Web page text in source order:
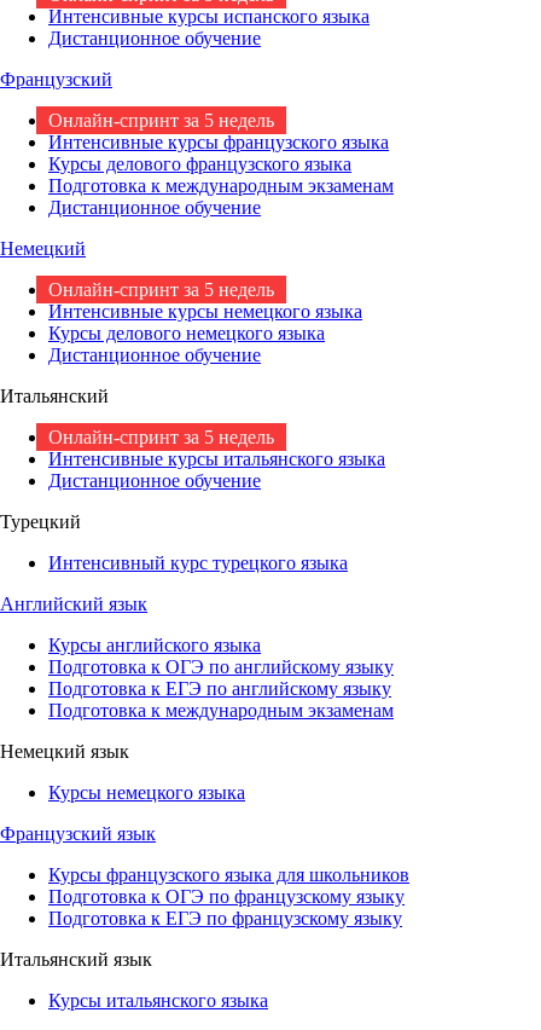
Интенсивные курсы испанского языка
Дистанционное обучение
Французский
Онлайн-спринт за 5 недель
Интенсивные курсы французского языка
Курсы делового французского языка
Подготовка к международным экзаменам
Дистанционное обучение
Немецкий
Онлайн-спринт за 5 недель
Интенсивные курсы немецкого языка
Курсы делового немецкого языка
Дистанционное обучение
Итальянский
Онлайн-спринт за 5 недель
Интенсивные курсы итальянского языка
Дистанционное обучение
Турецкий
Интенсивный курс турецкого языка
Английский язык
Курсы английского языка
Подготовка к ОГЭ по английскому языку
Подготовка к ЕГЭ по английскому языку
Подготовка к международным экзаменам
Немецкий язык
Курсы немецкого языка
Французский язык
Курсы французского языка для школьников
Подготовка к ОГЭ по французскому языку
Подготовка к ЕГЭ по французскому языку
Итальянский язык
Курсы итальянского языка